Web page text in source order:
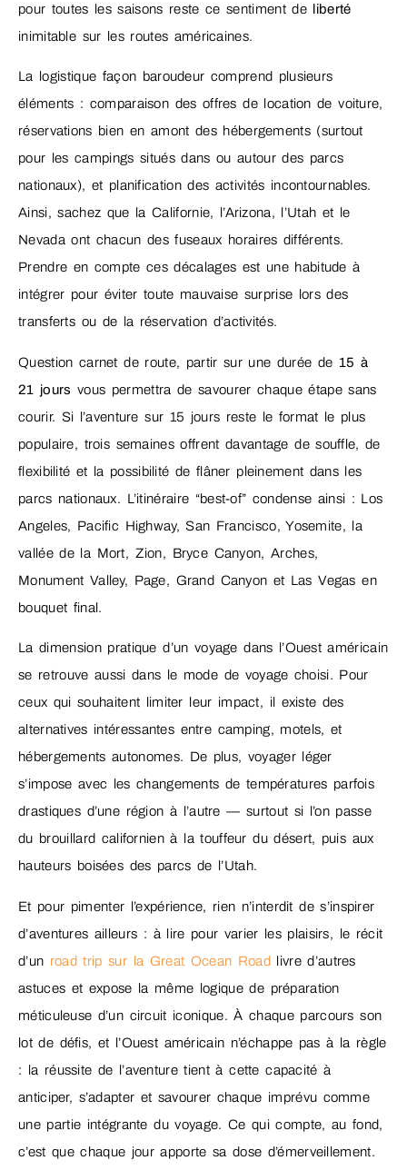
pour toutes les saisons reste ce sentiment de liberté
inimitable sur les routes américaines.
La logistique façon baroudeur comprend plusieurs
éléments : comparaison des offres de location de voiture,
réservations bien en amont des hébergements (surtout
pour les campings situés dans ou autour des parcs
nationaux), et planification des activités incontournables.
Ainsi, sachez que la Californie, l’Arizona, l’Utah et le
Nevada ont chacun des fuseaux horaires différents.
Prendre en compte ces décalages est une habitude à
intégrer pour éviter toute mauvaise surprise lors des
transferts ou de la réservation d’activités.
Question carnet de route, partir sur une durée de 15 à
21 jours vous permettra de savourer chaque étape sans
courir. Si l’aventure sur 15 jours reste le format le plus
populaire, trois semaines offrent davantage de souffle, de
flexibilité et la possibilité de flâner pleinement dans les
parcs nationaux. L’itinéraire “best-of” condense ainsi : Los
Angeles, Pacific Highway, San Francisco, Yosemite, la
vallée de la Mort, Zion, Bryce Canyon, Arches,
Monument Valley, Page, Grand Canyon et Las Vegas en
bouquet final.
La dimension pratique d’un voyage dans l’Ouest américain
se retrouve aussi dans le mode de voyage choisi. Pour
ceux qui souhaitent limiter leur impact, il existe des
alternatives intéressantes entre camping, motels, et
hébergements autonomes. De plus, voyager léger
s’impose avec les changements de températures parfois
drastiques d’une région à l’autre — surtout si l’on passe
du brouillard californien à la touffeur du désert, puis aux
hauteurs boisées des parcs de l’Utah.
Et pour pimenter l’expérience, rien n’interdit de s’inspirer
d’aventures ailleurs : à lire pour varier les plaisirs, le récit
d’un road trip sur la Great Ocean Road livre d’autres
astuces et expose la même logique de préparation
méticuleuse d’un circuit iconique. À chaque parcours son
lot de défis, et l’Ouest américain n’échappe pas à la règle
: la réussite de l’aventure tient à cette capacité à
anticiper, s’adapter et savourer chaque imprévu comme
une partie intégrante du voyage. Ce qui compte, au fond,
c’est que chaque jour apporte sa dose d’émerveillement.